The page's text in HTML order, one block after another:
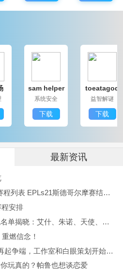
保证了玩家在每一场战斗中
家的整体体验。单人模式与好
提高了整体流畅性。
升了游戏稳定性。
，丰富了游戏内容。
升了游戏的平衡性。
玩家更快上手。
sam helper
系统安全
下载
toeatagod
益智解谜
下载
最新资讯
表 EPLs21斯德哥尔摩赛结果公布
安排
：艾什、朱诺、天使、伊拉锐与D.Va！
燃信念！
争端，工作室和白眼策划开始反噬
玩真的？帕鲁也想谈恋爱